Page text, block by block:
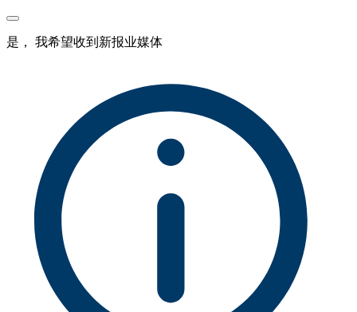
是， 我希望收到新报业媒体